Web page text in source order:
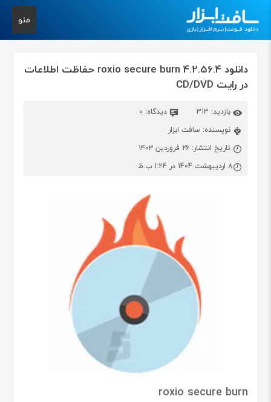
منو
دانلود roxio secure burn 4.2.56.4 حفاظت اطلاعات
در رایت CD/DVD
بازدید: 313
دیدگاه: 0
نویسنده: سافت ابزار
تاریخ انتشار: ۲۶ فروردین ۱۴۰۳
8 اردیبهشت 1404 در 1:24 ب.ظ
roxio secure burn